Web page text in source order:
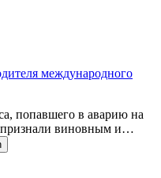
международного
попавшего в аварию на
признали виновным и…